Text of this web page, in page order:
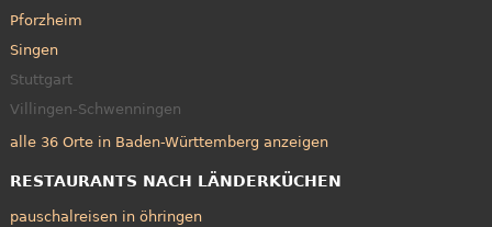
Pforzheim
Singen
Stuttgart
Villingen-Schwenningen
alle 36 Orte in Baden-Württemberg anzeigen
RESTAURANTS NACH LÄNDERKÜCHEN
pauschalreisen in öhringen